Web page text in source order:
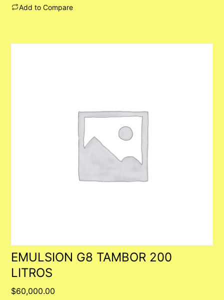
Add to Compare
EMULSION G8 TAMBOR 200
LITROS
$60,000.00